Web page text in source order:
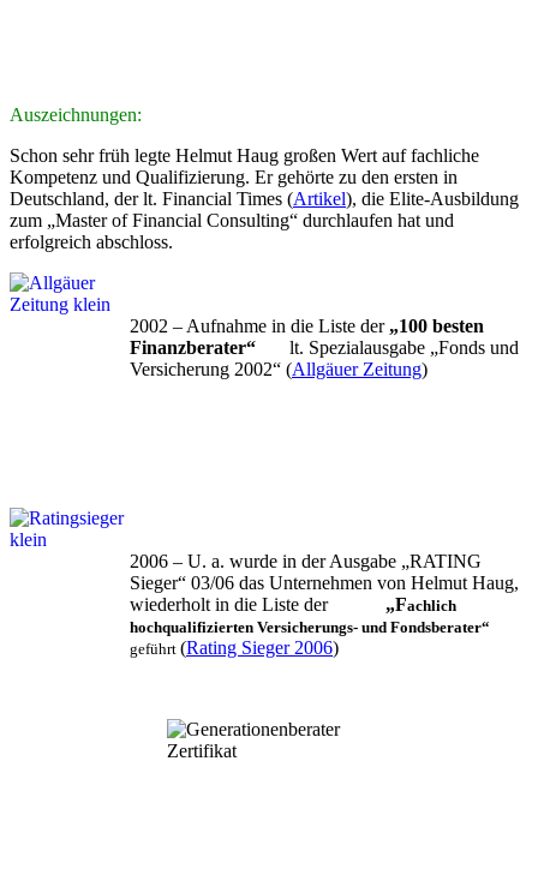
Auszeichnungen:
Schon sehr früh legte Helmut Haug großen Wert auf fachliche
Kompetenz und Qualifizierung. Er gehörte zu den ersten in
Deutschland, der lt. Financial Times (Artikel), die Elite-Ausbildung
zum „Master of Financial Consulting“ durchlaufen hat und
erfolgreich abschloss.
2002 – Aufnahme in die Liste der „100 besten
Finanzberater“ lt. Spezialausgabe „Fonds und
Versicherung 2002“ (Allgäuer Zeitung)
2006 – U. a. wurde in der Ausgabe „RATING
Sieger“ 03/06 das Unternehmen von Helmut Haug,
wiederholt in die Liste der „Fachlich
hochqualifizierten Versicherungs- und Fondsberater“
geführt (Rating Sieger 2006)